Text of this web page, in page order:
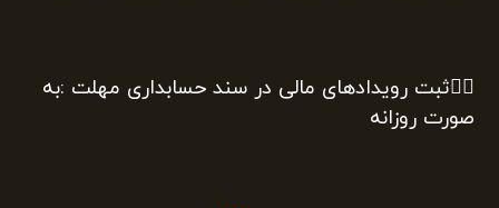
۱️⃣ثبت رویدادهای مالی در سند حسابداری مهلت :به
صورت روزانه